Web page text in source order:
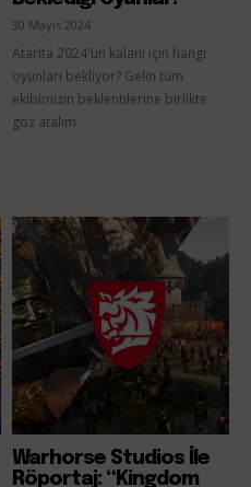
30 Mayıs 2024
Atarita 2024'ün kalanı için hangi
oyunları bekliyor? Gelin tüm
ekibimizin beklentilerine birlikte
göz atalım.
Warhorse Studios İle
Röportaj: “Kingdom